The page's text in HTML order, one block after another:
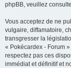
phpBB, veuillez
Vous acceptez de ne
vulgaire, diffamatoire,
transgresser la
« Pokécardex - Forum
respectez pas ces
immédiat et définitif et